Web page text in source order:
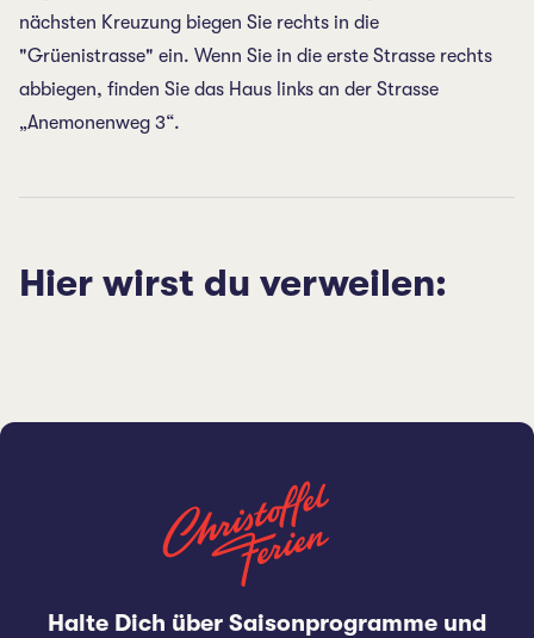
nächsten Kreuzung biegen Sie rechts in die
"Grüenistrasse" ein. Wenn Sie in die erste Strasse rechts
abbiegen, finden Sie das Haus links an der Strasse
„Anemonenweg 3“.
Hier wirst du verweilen:
Halte Dich über Saisonprogramme und